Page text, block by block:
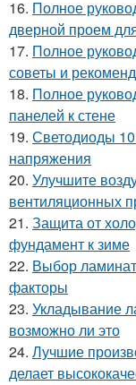
16. Полное
дверной проем
17. Полное
советы и
18. Полное
панелей к стене
19. Светодиоды
напряжения
20. Улучшите
вентиляционных
21. Защита от
фундамент к зиме
22. Выбор
факторы
23. Укладывание
возможно ли это
24. Лучшие
делает